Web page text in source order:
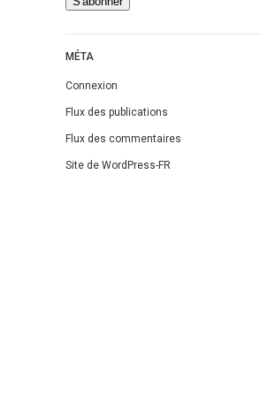
MÉTA
Connexion
Flux des publications
Flux des commentaires
Site de WordPress-FR